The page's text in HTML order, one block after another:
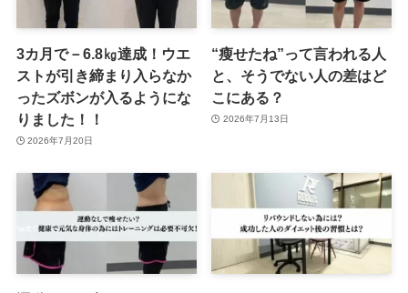
3カ月で－6.8㎏達成！ウエ
ストが引き締まり入らなか
ったズボンが入るようにな
りました！！
2026年7月20日
“瘦せたね”って言われる人
と、そうでない人の差はど
こにある？
2026年7月13日